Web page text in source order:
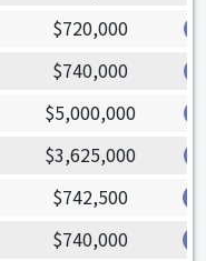
$720,000
$740,000
$5,000,000
$3,625,000
$742,500
$740,000